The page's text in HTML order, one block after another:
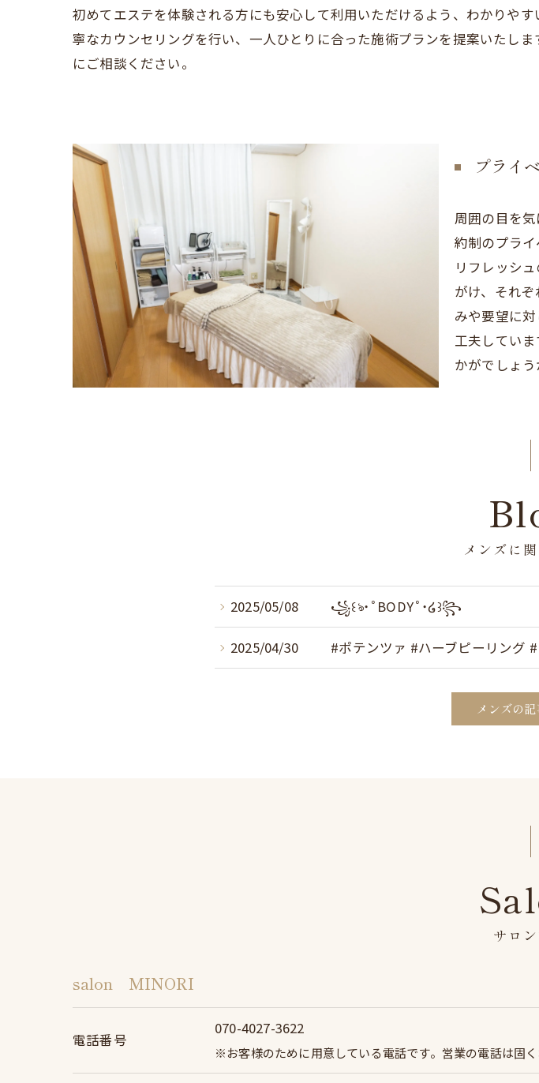
初めてエステを体験される方にも安心して利用いただけるよう、わかりやす
寧なカウンセリングを行い、一人ひとりに合った施術プランを提案いたしま
にご相談ください。
プライ
周囲の目を
約制のプラ
リフレッシ
がけ、それ
みや要望に
工夫してい
かがでしょう
メンズに
2025/05/08 ꧁꒰ঌ˙˚BODY˚˙໒꒱꧂
2025/04/30 #ポテンツァ #ハーブピーリング
メンズの
サロ
salon MINORI
電話番号
070-4027-3622
※お客様のために用意している電話です。営業の電話は固く